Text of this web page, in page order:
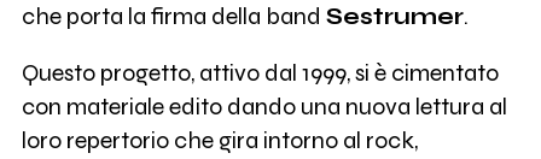
che porta la firma della band Sestrumer.
Questo progetto, attivo dal 1999, si è cimentato
con materiale edito dando una nuova lettura al
loro repertorio che gira intorno al rock,